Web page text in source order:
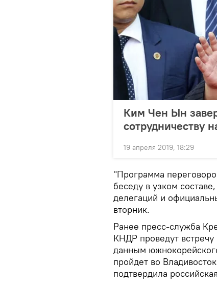
Ким Чен Ын
сотрудничеству
19 апреля 2019, 18:29
"Программа
беседу в узком
делегаций и
вторник.
Ранее пресс-служба
КНДР проведут
данным
пройдет во
подтвердила